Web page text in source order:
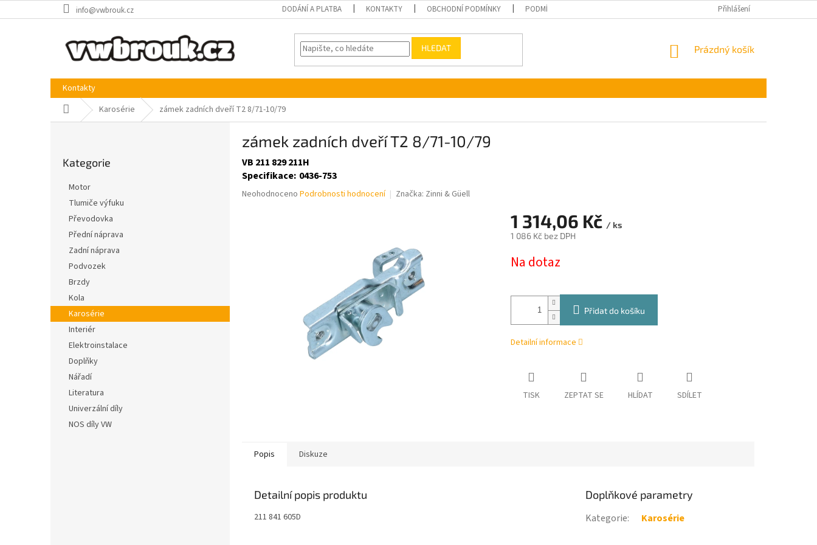
na
info@vwbrouk.cz DODÁNÍ A PLATBA KONTAKTY OBCHODNÍ PODMÍNKY PODMÍNKY OCHRANY OSOBNÍCH ÚDAJŮ Přihlášení
HLEDAT
NÁKUPNÍ
Prázdný košík
Kontakty
Domů Karosérie zámek zadních dveří T2 8/71-10/79
l
kategorie
Kategorie
Motor
Tlumiče výfuku
Převodovka
Přední náprava
Zadní náprava
Podvozek
Brzdy
Kola
Karosérie
Interiér
Elektroinstalace
Doplňky
Nářadí
Literatura
Univerzální díly
NOS díly VW
zámek zadních dveří T2 8/71-10/79
VB 211 829 211H
Specifikace: 0436-753
Průměrné
Neohodnoceno Podrobnosti hodnocení Značka: Zinni & Güell
1 314,06 Kč / ks
1 086 Kč bez DPH
cena:
Na dotaz
Přidat do košíku
Detailní informace
TISK ZEPTAT SE HLÍDAT SDÍLET
Popis Diskuze
Detailní popis produktu
211 841 605D
Doplňkové parametry
Kategorie: Karosérie